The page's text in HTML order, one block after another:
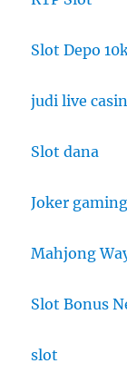
Slot Depo
judi live
Slot dana
Joker gaming
Mahjong
Slot Bonus
slot